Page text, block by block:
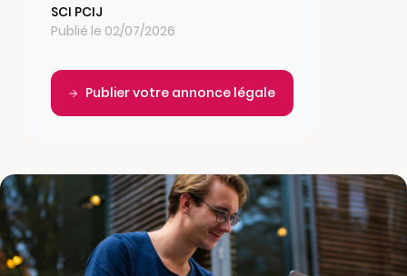
SCI PCIJ
Publié le 02/07/2026
Publier votre annonce légale